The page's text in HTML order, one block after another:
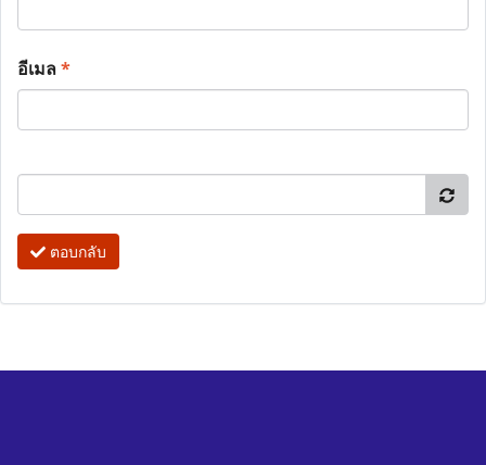
อีเมล*
ตอบกลับ